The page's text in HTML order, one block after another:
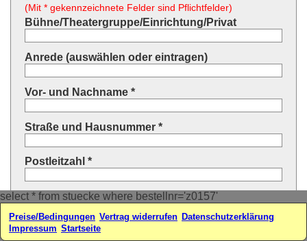
select * from stuecke where bestellnr='z0157'
(Mit * gekennzeichnete Felder sind Pflichtfelder)
Bühne/Theatergruppe/Einrichtung/Privat
Anrede (auswählen oder eintragen)
Vor- und Nachname *
Straße und Hausnummer *
Postleitzahl *
Ort *
Land * (auswählen oder eintragen)
Preise/Bedingungen Vertrag widerrufen Datenschutzerklärung
Impressum Startseite